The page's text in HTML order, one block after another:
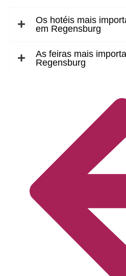
Os hotéis mais
em Regensburg
As feiras mais
Regensburg